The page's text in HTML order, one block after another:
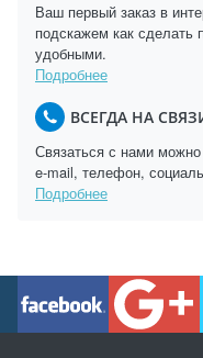
Ваш первый заказ в
подскажем как сделать
удобными.
Подробнее
ВСЕГДА НА
Связаться с нами
e-mail, телефон,
Подробнее